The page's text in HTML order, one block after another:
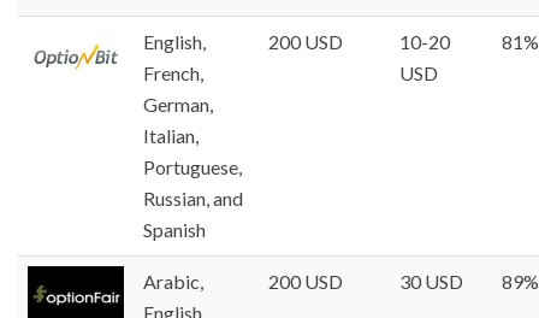
English,
French,
German,
Italian,
Portuguese,
Russian, and
Spanish
200 USD
10-20
USD
81%
Arabic,
English,
200 USD 30 USD 89%